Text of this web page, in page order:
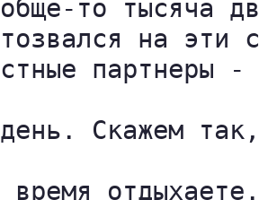
то тысяча
на эти
партнеры
Скажем
время